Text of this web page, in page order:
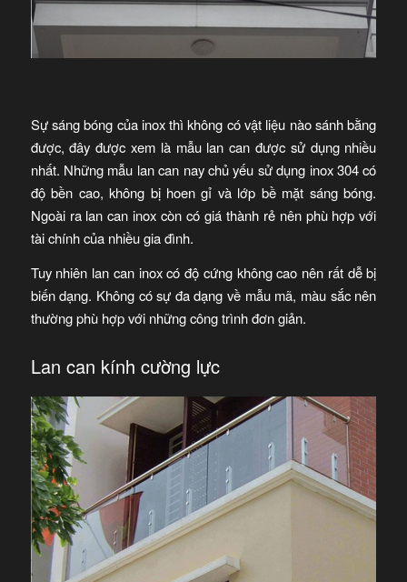
Sự sáng bóng của inox thì không có vật liệu nào sánh bằng
được, đây được xem là mẫu lan can được sử dụng nhiều
nhất. Những mẫu lan can nay chủ yếu sử dụng inox 304 có
độ bền cao, không bị hoen gỉ và lớp bề mặt sáng bóng.
Ngoài ra lan can inox còn có giá thành rẻ nên phù hợp với
tài chính của nhiều gia đình.
Tuy nhiên lan can inox có độ cứng không cao nên rất dễ bị
biến dạng. Không có sự đa dạng về mẫu mã, màu sắc nên
thường phù hợp với những công trình đơn giản.
Lan can kính cường lực